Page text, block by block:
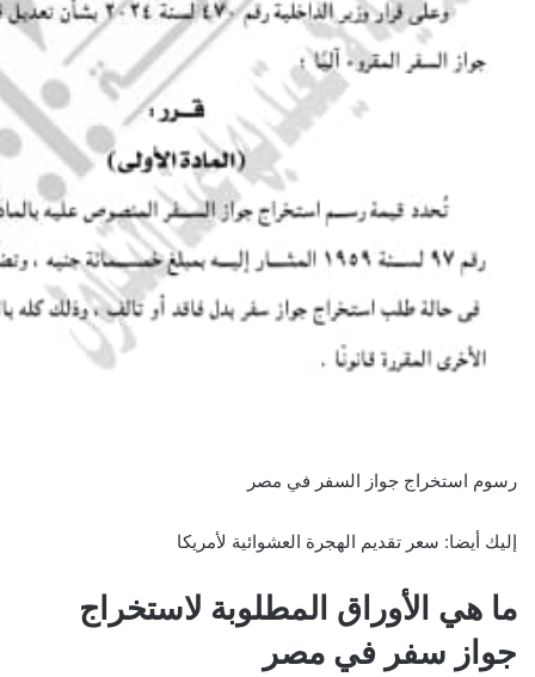
رسوم استخراج جواز السفر في مصر
إليك أيضا: سعر تقديم الهجرة العشوائية لأمريكا
ما هي الأوراق المطلوبة لاستخراج
جواز سفر في مصر